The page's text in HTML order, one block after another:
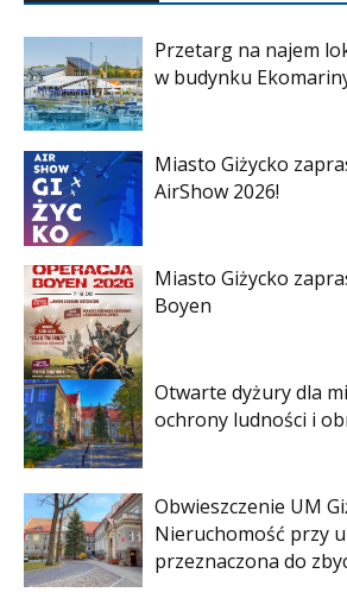
Przetarg na najem
w budynku
Miasto Giżycko
AirShow 2026!
Miasto Giżycko
Boyen
Otwarte dyżury dla
ochrony ludności i
Obwieszczenie UM
Nieruchomość przy
przeznaczona do